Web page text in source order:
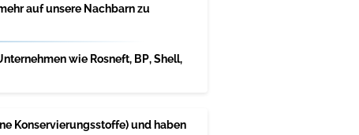
auf unsere Nachbarn zu
wie Rosneft, BP, Shell,
Konservierungsstoffe) und haben